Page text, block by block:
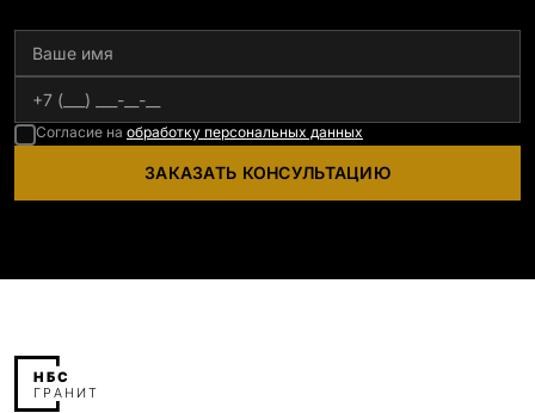
Согласие на обработку персональных данных
ЗАКАЗАТЬ КОНСУЛЬТАЦИЮ